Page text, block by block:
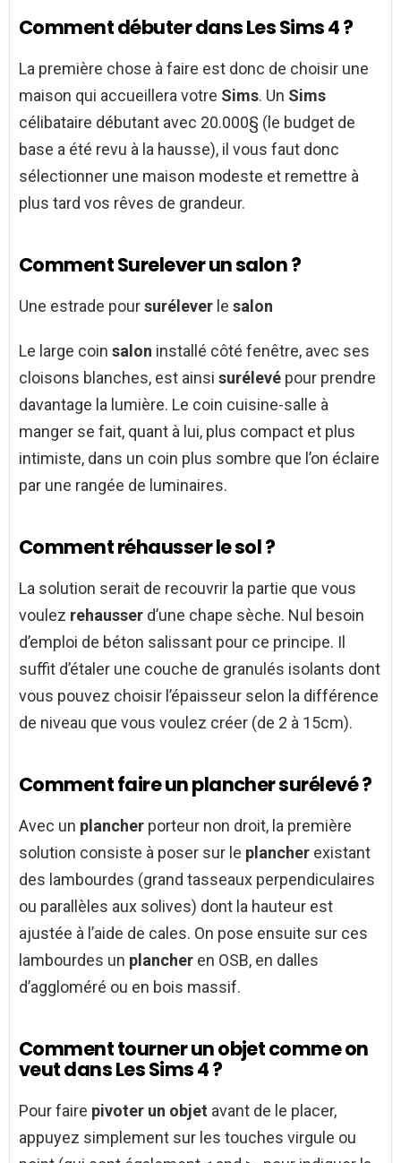
Comment débuter dans Les Sims 4 ?
La première chose à faire est donc de choisir une
maison qui accueillera votre Sims. Un Sims
célibataire débutant avec 20.000§ (le budget de
base a été revu à la hausse), il vous faut donc
sélectionner une maison modeste et remettre à
plus tard vos rêves de grandeur.
Comment Surelever un salon ?
Une estrade poursurélever le salon
Le large coin salon installé côté fenêtre, avec ses
cloisons blanches, est ainsi surélevé pour prendre
davantage la lumière. Le coin cuisine-salle à
manger se fait, quant à lui, plus compact et plus
intimiste, dans un coin plus sombre que l’on éclaire
par une rangée de luminaires.
Comment réhausser le sol ?
La solution serait de recouvrir la partie que vous
voulez rehausser d’une chape sèche. Nul besoin
d’emploi de béton salissant pour ce principe. Il
suffit d’étaler une couche de granulés isolants dont
vous pouvez choisir l’épaisseur selon la différence
de niveau que vous voulez créer (de 2 à 15cm).
Comment faire un plancher surélevé ?
Avec un plancher porteur non droit, la première
solution consiste à poser sur le plancher existant
des lambourdes (grand tasseaux perpendiculaires
ou parallèles aux solives) dont la hauteur est
ajustée à l’aide de cales. On pose ensuite sur ces
lambourdes un plancher en OSB, en dalles
d’aggloméré ou en bois massif.
Comment tourner un objet comme on
veut dans Les Sims 4 ?
Pour faire pivoter un objet avant de le placer,
appuyez simplement sur les touches virgule ou